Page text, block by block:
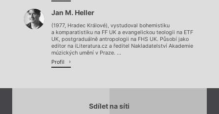
Jan M. Heller
(1977, Hradec Králové), vystudoval bohemistiku
a komparatistiku na FF UK a evangelickou teologii na ETF
UK, postgraduálně antropologii na FHS UK. Působí jako
editor na iLiteratura.cz a ředitel Nakladatelství Akademie
múzických umění v Praze. ...
Profil
Sdílet na síti